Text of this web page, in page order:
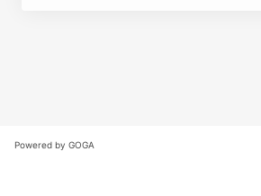
Powered by GOGA